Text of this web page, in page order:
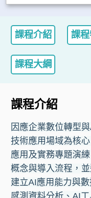
課程介紹 課
課程大綱
課程介紹
因應企業數位轉型
技術應用場域為核
應用及實務專題演
概念與導入流程，
建立AI應用能力與